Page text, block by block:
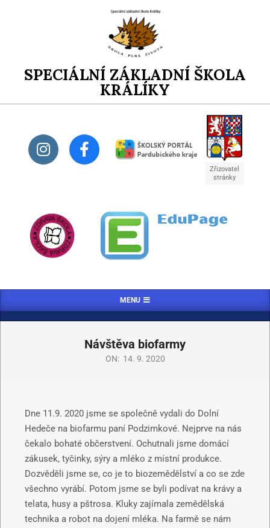
SPECIÁLNÍ ZÁKLADNÍ ŠKOLA
KRÁLÍKY
Zřizovatel
stránky
MENU
Návštěva biofarmy
ON: 14. 9. 2020
Dne 11.9. 2020 jsme se společně vydali do Dolní
Hedeče na biofarmu paní Podzimkové. Nejprve na nás
čekalo bohaté občerstvení. Ochutnali jsme domácí
zákusek, tyčinky, sýry a mléko z místní produkce.
Dozvěděli jsme se, co je to biozemědělství a co se zde
všechno vyrábí. Potom jsme se byli podívat na krávy a
telata, husy a pštrosa. Kluky zajímala zemědělská
technika a robot na dojení mléka. Na farmě se nám